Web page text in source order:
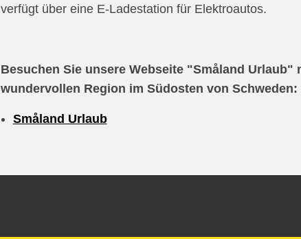
verfügt über eine E-Ladestation für Elektroautos.
Besuchen Sie unsere Webseite "Småland
wundervollen Region im Südosten von Schweden:
Småland Urlaub